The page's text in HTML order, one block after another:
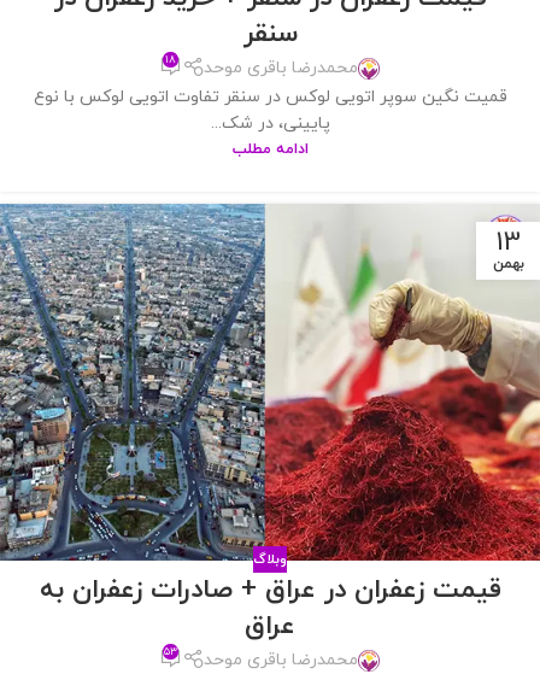
سنقر
محمدرضا باقری موحد ۱۸
قمیت نگین سوپر اتویی لوکس در سنقر تفاوت اتویی لوکس با نوع
پایینی، در شک...
ادامه مطلب
13
بهمن
وبلاگ
قیمت زعفران در عراق + صادرات زعفران به
عراق
محمدرضا باقری موحد ۵۳